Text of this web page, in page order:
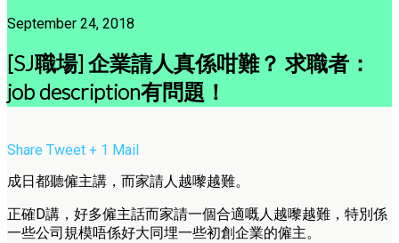
September 24, 2018
[SJ職場] 企業請人真係咁難？ 求職者：
job description有問題！
Share Tweet + 1 Mail
成日都聽僱主講，而家請人越嚟越難。
正確D講，好多僱主話而家請一個合適嘅人越嚟越難，特別係
一些公司規模唔係好大同埋一些初創企業的僱主。